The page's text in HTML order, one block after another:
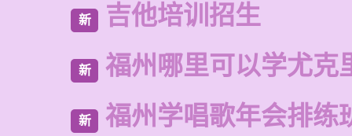
新 吉他培训招生
新 福州哪里可以学尤克
新 福州学唱歌年会排练